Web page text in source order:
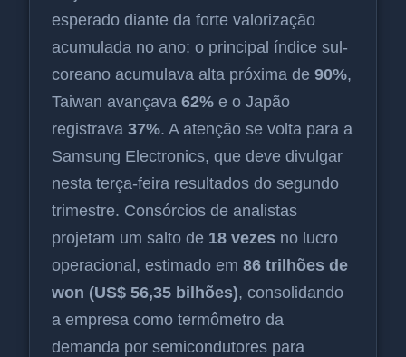
esperado diante da forte valorização
acumulada no ano: o principal índice sul-
coreano acumulava alta próxima de 90%,
Taiwan avançava 62% e o Japão
registrava 37%. A atenção se volta para a
Samsung Electronics, que deve divulgar
nesta terça-feira resultados do segundo
trimestre. Consórcios de analistas
projetam um salto de 18 vezes no lucro
operacional, estimado em 86 trilhões de
won (US$ 56,35 bilhões), consolidando
a empresa como termômetro da
demanda por semicondutores para